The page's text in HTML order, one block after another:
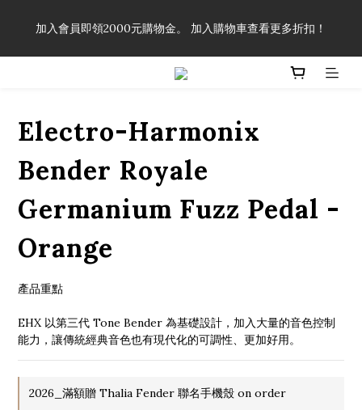
享有弦線、配件終生89折優惠！
加入會員即領2000元購物金。 加入購物車查看更多折扣！
「一生弦命！」單筆購買弦線、配件滿$999（不含運費），即可
Electro-Harmonix
Bender Royale
Germanium Fuzz Pedal -
Orange
產品重點
EHX 以第三代 Tone Bender 為基礎設計，加入大量的音色控制
能力，讓傳統經典音色也有現代化的可調性、更加好用。
2026_滿額贈 Thalia Fender 聯名手機殼 on order